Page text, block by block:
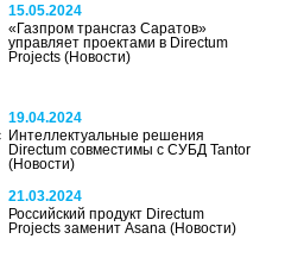
15.05.2024
«Газпром трансгаз Саратов»
управляет проектами в Directum
Projects(Новости)
19.04.2024
Интеллектуальные решения
Directum совместимы с СУБД Tantor
(Новости)
21.03.2024
Российский продукт Directum
Projects заменит Asana(Новости)